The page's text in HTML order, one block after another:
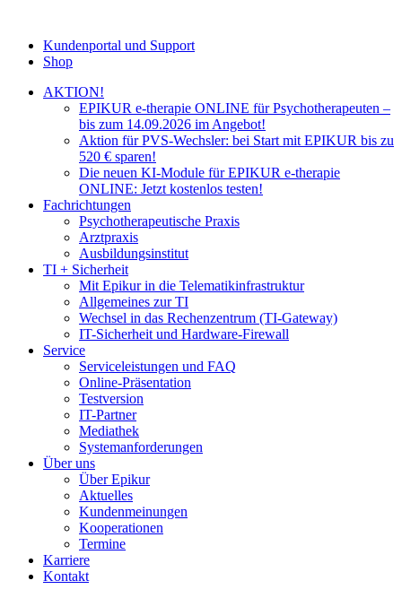
Kundenportal und Support
Shop
AKTION!
EPIKUR e-therapie ONLINE für Psychotherapeuten –
bis zum 14.09.2026 im Angebot!
Aktion für PVS-Wechsler: bei Start mit EPIKUR bis zu
520 € sparen!
Die neuen KI-Module für EPIKUR e-therapie
ONLINE: Jetzt kostenlos testen!
Fachrichtungen
Psychotherapeutische Praxis
Arztpraxis
Ausbildungsinstitut
TI + Sicherheit
Mit Epikur in die Telematikinfrastruktur
Allgemeines zur TI
Wechsel in das Rechenzentrum (TI-Gateway)
IT-Sicherheit und Hardware-Firewall
Service
Serviceleistungen und FAQ
Online-Präsentation
Testversion
IT-Partner
Mediathek
Systemanforderungen
Über uns
Über Epikur
Aktuelles
Kundenmeinungen
Kooperationen
Termine
Karriere
Kontakt